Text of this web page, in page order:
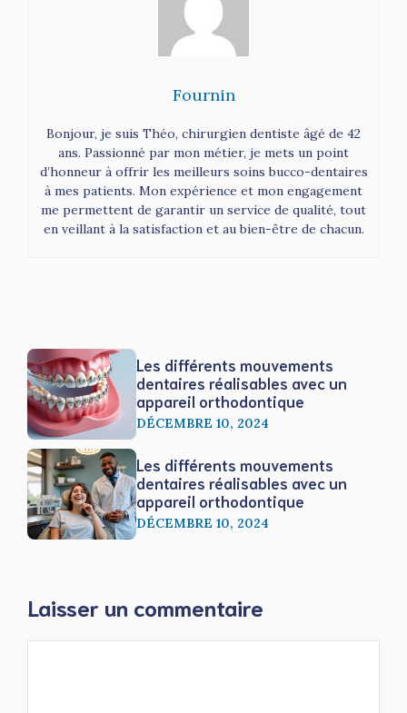
Fournin
Bonjour, je suis Théo, chirurgien dentiste âgé de 42
ans. Passionné par mon métier, je mets un point
d’honneur à offrir les meilleurs soins bucco-dentaires
à mes patients. Mon expérience et mon engagement
me permettent de garantir un service de qualité, tout
en veillant à la satisfaction et au bien-être de chacun.
Les différents mouvements
dentaires réalisables avec un
appareil orthodontique
DÉCEMBRE 10, 2024
Les différents mouvements
dentaires réalisables avec un
appareil orthodontique
DÉCEMBRE 10, 2024
Laisser un commentaire